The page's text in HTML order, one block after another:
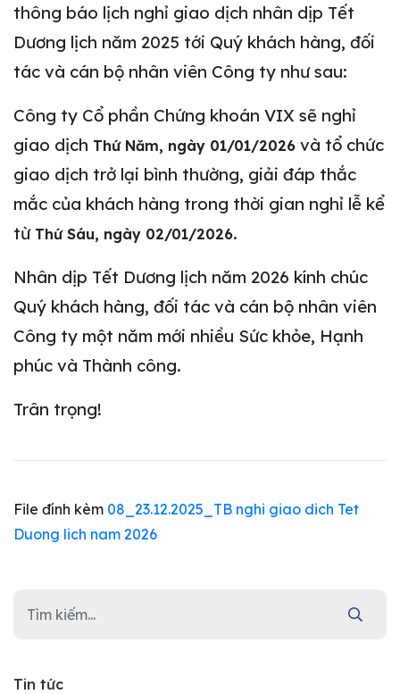
Tin tức
thông báo lịch nghỉ giao dịch nhân dịp Tết
Dương lịch năm 2025 tới Quý khách hàng, đối
tác và cán bộ nhân viên Công ty như sau:
Công ty Cổ phần Chứng khoán VIX sẽ nghỉ
giao dịch Thứ Năm, ngày 01/01/2026 và tổ chức
giao dịch trở lại bình thường, giải đáp thắc
mắc của khách hàng trong thời gian nghỉ lễ kể
từ Thứ Sáu, ngày 02/01/2026.
Nhân dịp Tết Dương lịch năm 2026 kính chúc
Quý khách hàng, đối tác và cán bộ nhân viên
Công ty một năm mới nhiều Sức khỏe, Hạnh
phúc và Thành công.
Trân trọng!
File đính kèm 08_23.12.2025_TB nghi giao dich Tet
Duong lich nam 2026